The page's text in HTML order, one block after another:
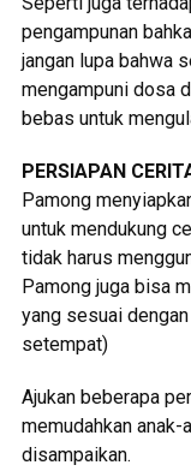
pengampunan
jangan lupa bahwa
mengampuni dosa
bebas untuk
PERSIAPAN
Pamong
untuk mendukung
tidak harus
Pamong juga bisa
yang sesuai
setempat)
Ajukan beberapa
memudahkan anak-
disampaikan.